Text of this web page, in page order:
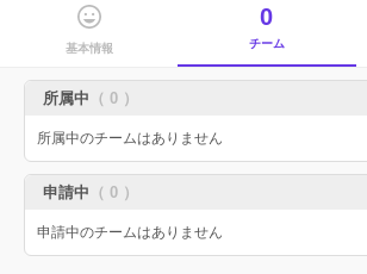
基本情報
0
チーム
所属中 （ 0 ）
所属中のチームはありません
申請中 （ 0 ）
申請中のチームはありません